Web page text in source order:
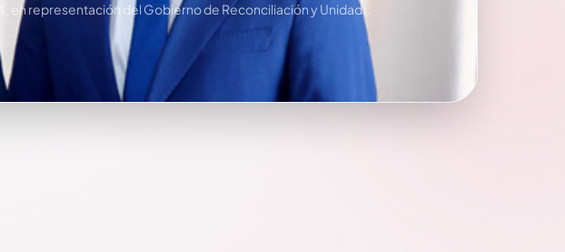
en representación del Gobierno de Reconciliación y Unidad…